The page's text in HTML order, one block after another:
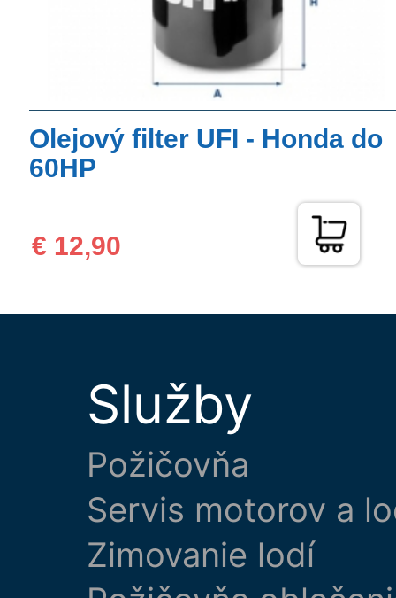
Olejový filter UFI - Honda do
60HP
€ 12,90
Služby
Požičovňa
Servis motorov a
Zimovanie lodí